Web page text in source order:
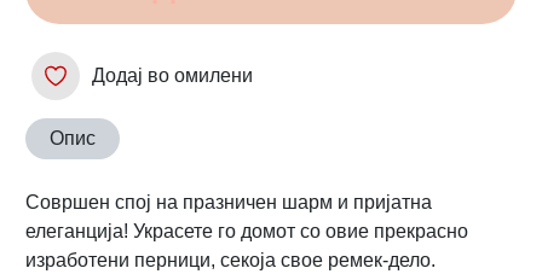
Додај во омилени
Опис
Совршен спој на празничен шарм и пријатна
елеганција! Украсете го домот со овие прекрасно
изработени перници, секоја свое ремек-дело.